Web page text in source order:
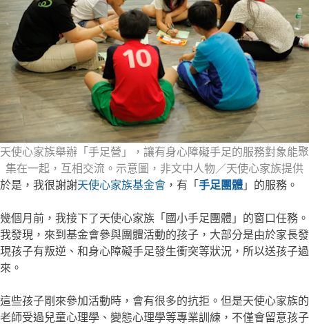
天使心家族舉辦「手足營」，讓有身心障礙手足的服務對象能聚
集在一起，互相交流。示意圖，非文中人物／天使心家族提供
於是，我很謝謝天使心家族基金會 ，有「 手足團體 」的服務。
幾個月前，我接下了天使心家族「國小手足團體」的窗口任務。
我發現，來到基金會參與團體活動的孩子，大部分是由於家長發
現孩子有叛逆、和身心障礙手足發生衝突等狀況，所以送孩子過
來。
這些孩子剛來參加活動時，會有很多的抗拒。但是天使心家族的
老師受過兒童心理學、變態心理學等專業訓練，不僅會留意孩子